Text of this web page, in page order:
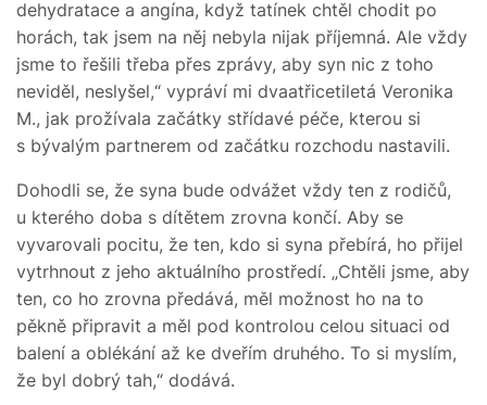
dehydratace a angína, když tatínek chtěl chodit po
horách, tak jsem na něj nebyla nijak příjemná. Ale vždy
jsme to řešili třeba přes zprávy, aby syn nic z toho
neviděl, neslyšel,“ vypráví mi dvaatřicetiletá Veronika
M., jak prožívala začátky střídavé péče, kterou si
s bývalým partnerem od začátku rozchodu nastavili.
Dohodli se, že syna bude odvážet vždy ten z rodičů,
u kterého doba s dítětem zrovna končí. Aby se
vyvarovali pocitu, že ten, kdo si syna přebírá, ho přijel
vytrhnout z jeho aktuálního prostředí. „Chtěli jsme, aby
ten, co ho zrovna předává, měl možnost ho na to
pěkně připravit a měl pod kontrolou celou situaci od
balení a oblékání až ke dveřím druhého. To si myslím,
že byl dobrý tah,“ dodává.